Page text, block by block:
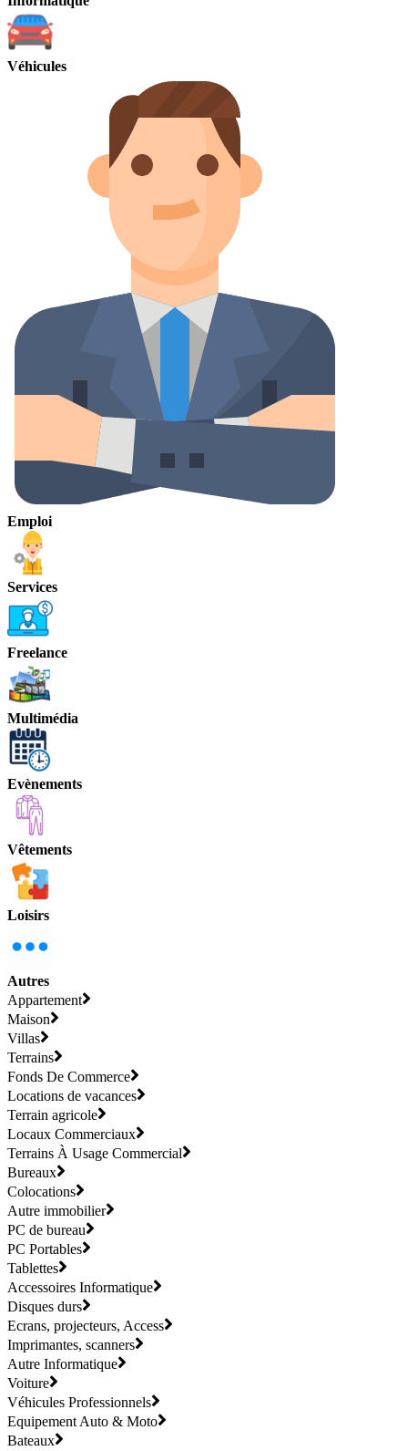
Véhicules
Emploi
Services
Freelance
Multimédia
Evènements
Vêtements
Loisirs
Autres
Appartement
Maison
Villas
Terrains
Fonds De Commerce
Locations de vacances
Terrain agricole
Locaux Commerciaux
Terrains À Usage Commercial
Bureaux
Colocations
Autre immobilier
PC de bureau
PC Portables
Tablettes
Accessoires Informatique
Disques durs
Ecrans, projecteurs, Access
Imprimantes, scanners
Autre Informatique
Voiture
Véhicules Professionnels
Equipement Auto & Moto
Bateaux